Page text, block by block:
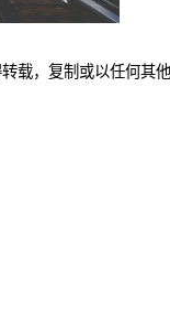
载，复制或以任何其